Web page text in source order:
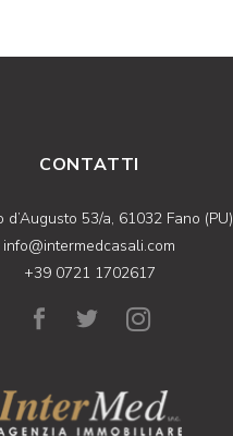
CONTATTI
d’Augusto 53/a, 61032 Fano (PU)
info@intermedcasali.com
+39 0721 1702617